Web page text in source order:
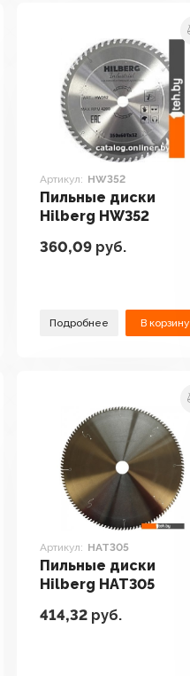
Артикул: HW352
Пильные диски
Hilberg HW352
360,09 руб.
Подробнее В корзину
Артикул: HAT305
Пильные диски
Hilberg HAT305
414,32 руб.